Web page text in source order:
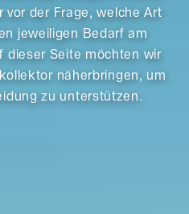
der Frage, welche Art
jeweiligen Bedarf am
dieser Seite möchten wir
näherbringen, um
zu unterstützen.